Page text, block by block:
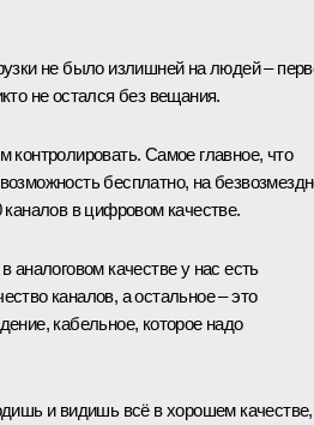
не было излишней на людей –
не остался без вещания.
контролировать. Самое главное, что
бесплатно, на
каналов в цифровом качестве.
аналоговом качестве у нас есть
каналов, а остальное – это
кабельное, которое надо
и видишь всё в хорошем качестве,